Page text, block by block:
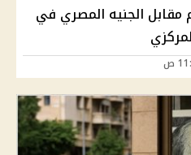
مقابل الجنيه المصري في